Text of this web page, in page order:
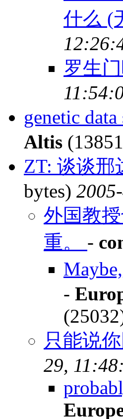
什么 (
罗生
genetic
Altis
ZT: 谈谈
bytes)
外国教
重。 -
-
只能说
29,